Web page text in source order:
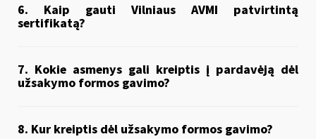
6. Kaip gauti Vilniaus AVMI patvirtintą
sertifikatą?
7. Kokie asmenys gali kreiptis į pardavėją dėl
užsakymo formos gavimo?
8. Kur kreiptis dėl užsakymo formos gavimo?